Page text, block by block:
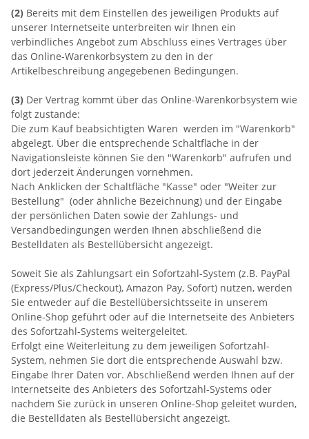
(2) Bereits mit dem Einstellen des jeweiligen Produkts auf
unserer Internetseite unterbreiten wir Ihnen ein
verbindliches Angebot zum Abschluss eines Vertrages über
das Online-Warenkorbsystem zu den in der
Artikelbeschreibung angegebenen Bedingungen.
(3) Der Vertrag kommt über das Online-Warenkorbsystem wie
folgt zustande:
Die zum Kauf beabsichtigten Waren werden im "Warenkorb"
abgelegt. Über die entsprechende Schaltfläche in der
Navigationsleiste können Sie den "Warenkorb" aufrufen und
dort jederzeit Änderungen vornehmen.
Nach Anklicken der Schaltfläche "Kasse" oder "Weiter zur
Bestellung" (oder ähnliche Bezeichnung) und der Eingabe
der persönlichen Daten sowie der Zahlungs- und
Versandbedingungen werden Ihnen abschließend die
Bestelldaten als Bestellübersicht angezeigt.
Soweit Sie als Zahlungsart ein Sofortzahl-System (z.B. PayPal
(Express/Plus/Checkout), Amazon Pay, Sofort) nutzen, werden
Sie entweder auf die Bestellübersichtsseite in unserem
Online-Shop geführt oder auf die Internetseite des Anbieters
des Sofortzahl-Systems weitergeleitet.
Erfolgt eine Weiterleitung zu dem jeweiligen Sofortzahl-
System, nehmen Sie dort die entsprechende Auswahl bzw.
Eingabe Ihrer Daten vor. Abschließend werden Ihnen auf der
Internetseite des Anbieters des Sofortzahl-Systems oder
nachdem Sie zurück in unseren Online-Shop geleitet wurden,
die Bestelldaten als Bestellübersicht angezeigt.